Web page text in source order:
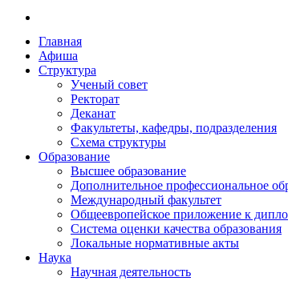
Новосибирская государственная
Новосибирская государственная
году распоряжением совмина РСФСР
заведением в Сибири[2] и до сих пор
Глинки.
Главная
Афиша
Структура
Ученый совет
Ректорат
Деканат
Факультеты, кафедры, подразделения
Схема структуры
Образование
Высшее образование
Дополнительное профессиональное
Международный факультет
Общеевропейское приложение к
Система оценки качества образования
Локальные нормативные акты
Наука
Научная деятельность